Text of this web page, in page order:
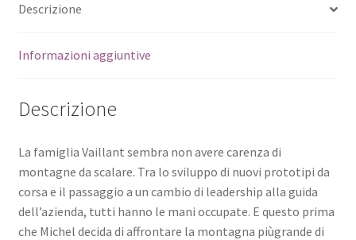
Descrizione
Informazioni aggiuntive
Descrizione
La famiglia Vaillant sembra non avere carenza di
montagne da scalare. Tra lo sviluppo di nuovi prototipi da
corsa e il passaggio a un cambio di leadership alla guida
dell’azienda, tutti hanno le mani occupate. E questo prima
che Michel decida di affrontare la montagna piùgrande di